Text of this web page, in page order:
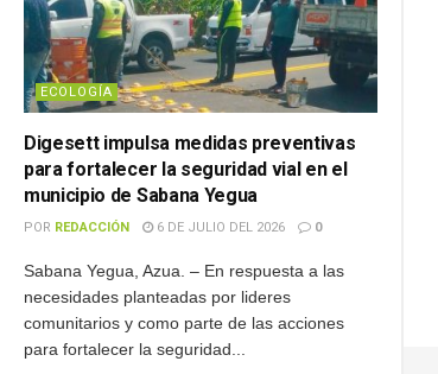
ECOLOGÍA
Digesett impulsa medidas preventivas
para fortalecer la seguridad vial en el
municipio de Sabana Yegua
POR REDACCIÓN 6 DE JULIO DEL 2026 0
Sabana Yegua, Azua. – En respuesta a las
necesidades planteadas por lideres
comunitarios y como parte de las acciones
para fortalecer la seguridad...